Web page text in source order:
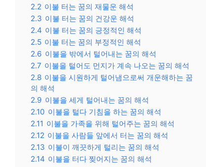
2.2 이불 터는 꿈의 재물운 해석
2.3 이불 터는 꿈의 건강운 해석
2.4 이불 터는 꿈의 긍정적인 해석
2.5 이불 터는 꿈의 부정적인 해석
2.6 이불을 밖에서 털어내는 꿈의 해석
2.7 이불을 털어도 먼지가 계속 나오는 꿈의 해석
2.8 이불을 시원하게 털어냄으로써 개운해하는 꿈
의 해석
2.9 이불을 세게 털어내는 꿈의 해석
2.10 이불을 털다 기침을 하는 꿈의 해석
2.11 이불을 가족을 위해 털어주는 꿈의 해석
2.12 이불을 사람들 앞에서 터는 꿈의 해석
2.13 이불이 깨끗하게 털리는 꿈의 해석
2.14 이불을 터다 찢어지는 꿈의 해석